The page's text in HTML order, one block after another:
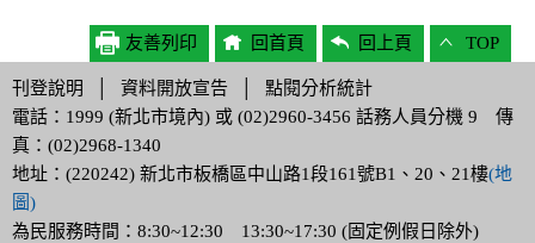
友善列印 回首頁 回上頁 TOP
刊登說明 資料開放宣告
點閱分析統計
電話：1999 (新北市境內) 或 (02)2960-3456 話務人員分機 9 傳
真：(02)2968-1340
地址：(220242) 新北市板橋區中山路1段161號B1、20、21樓(地
圖)
為民服務時間：8:30~12:30 13:30~17:30 (固定例假日除外)